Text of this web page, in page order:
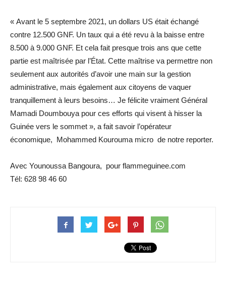
« Avant le 5 septembre 2021, un dollars US était échangé
contre 12.500 GNF. Un taux qui a été revu à la baisse entre
8.500 à 9.000 GNF. Et cela fait presque trois ans que cette
partie est maîtrisée par l’État. Cette maîtrise va permettre non
seulement aux autorités d’avoir une main sur la gestion
administrative, mais également aux citoyens de vaquer
tranquillement à leurs besoins… Je félicite vraiment Général
Mamadi Doumbouya pour ces efforts qui visent à hisser la
Guinée vers le sommet », a fait savoir l’opérateur
économique, Mohammed Kourouma micro de notre reporter.
Avec Younoussa Bangoura, pour flammeguinee.com
Tél: 628 98 46 60